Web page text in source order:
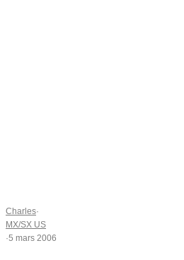
Charles·
MX/SX US
·5 mars 2006